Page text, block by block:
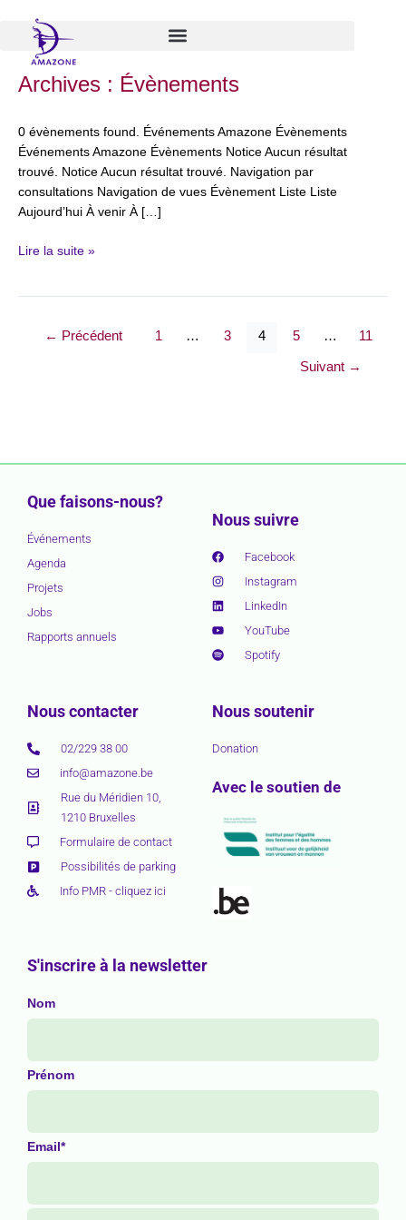
contenu
Archives : Évènements
0 évènements found. Événements Amazone Évènements
Événements Amazone Évènements Notice Aucun résultat
trouvé. Notice Aucun résultat trouvé. Navigation par
consultations Navigation de vues Évènement Liste Liste
Aujourd’hui À venir À […]
Arpentage
hommes
ont
tué
l’amour
de
Erin
(PAC,
Lire la suite »
← Précédent 1 … 3 4 5 … 11
Suivant →
Que faisons-nous?
Événements
Agenda
Projets
Jobs
Rapports annuels
Nous suivre
Facebook
Instagram
LinkedIn
YouTube
Spotify
Nous contacter
02/229 38 00
info@amazone.be
Rue du Méridien 10,
1210 Bruxelles
Formulaire de contact
Possibilités de parking
Info PMR - cliquez ici
Nous soutenir
Donation
Avec le soutien de
S'inscrire à la newsletter
Nom
Prénom
Email*